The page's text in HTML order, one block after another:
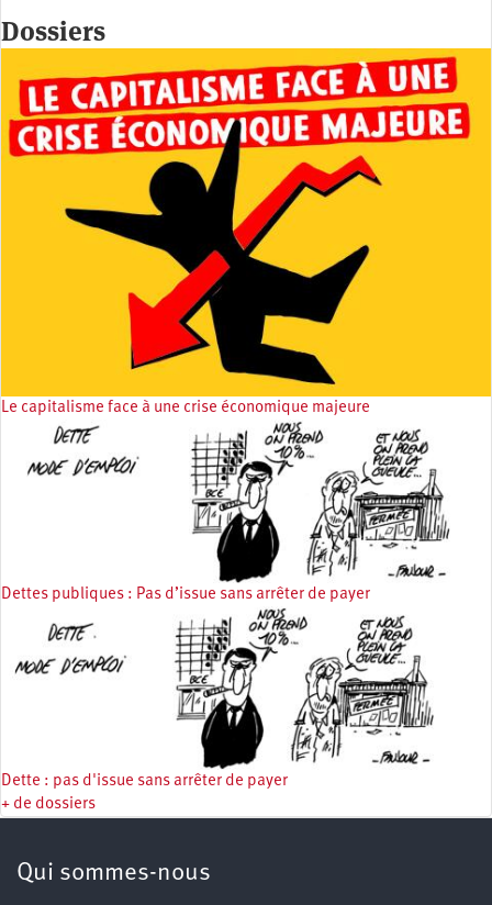
Dossiers
Le capitalisme face à une crise économique majeure
Dettes publiques : Pas d’issue sans arrêter de payer
Dette : pas d'issue sans arrêter de payer
+ de dossiers
Qui sommes-nous